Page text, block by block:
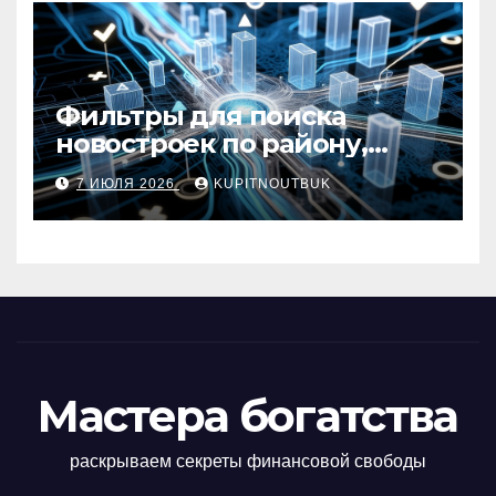
гражданского
строительства
Фильтры для поиска
новостроек по району,
метро, площади и сроку
сдачи
7 ИЮЛЯ 2026 KUPITNOUTBUK
Мастера богатства
раскрываем секреты финансовой свободы